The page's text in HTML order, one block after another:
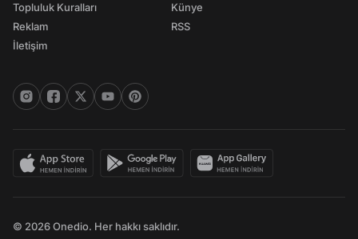
Topluluk Kuralları
Reklam
İletişim
Künye
RSS
© 2026 Onedio. Her hakkı saklıdır.